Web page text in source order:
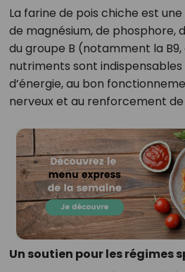
La farine de pois chiche est
de magnésium, de phosphore,
du groupe B (notamment la B9,
nutriments sont
d’énergie, au bon
nerveux et au renforcement de
Un soutien pour les régimes